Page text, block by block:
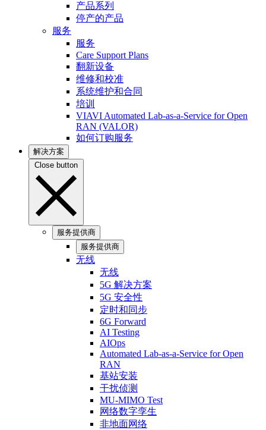
产品系列
停产的产品
服务
服务
Care Support Plans
翻新设备
维修和校准
系统维护和合同
培训
VIAVI Automated Lab-as-a-Service for Open
RAN (VALOR)
如何订购服务
解决方案
Close button
服务提供商
服务提供商
无线
无线
5G 解决方案
5G 安全性
定时和同步
6G Forward
AI Testing
AIOps
Automated Lab-as-a-Service for Open
RAN
基站安装
干扰侦测
MU-MIMO Test
网络数字孪生
非地面网络